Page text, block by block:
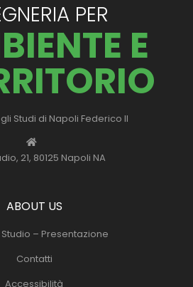
PER
E
Studi di Napoli Federico II
21, 80125 Napoli NA
ABOUT US
– Presentazione
Contatti
Accessibilità